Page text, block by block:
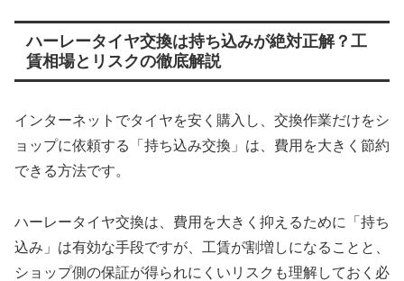
ハーレータイヤ交換は持ち込みが絶対正解？工
賃相場とリスクの徹底解説
インターネットでタイヤを安く購入し、交換作業だけをシ
ョップに依頼する「持ち込み交換」は、費用を大きく節約
できる方法です。
ハーレータイヤ交換は、費用を大きく抑えるために「持ち
込み」は有効な手段ですが、工賃が割増しになることと、
ショップ側の保証が得られにくいリスクも理解しておく必